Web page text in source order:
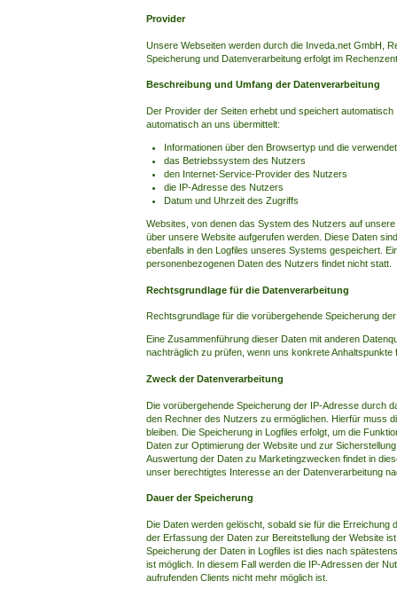
Provider
Unsere Webseiten werden durch die Inveda.net GmbH,
Speicherung und Datenverarbeitung erfolgt im
Beschreibung und Umfang der Datenverarbeitung
Der Provider der Seiten erhebt und speichert
automatisch an uns übermittelt:
Informationen über den Browsertyp und die
das Betriebssystem des Nutzers
den Internet-Service-Provider des Nutzers
die IP-Adresse des Nutzers
Datum und Uhrzeit des Zugriffs
Websites, von denen das System des Nutzers auf
über unsere Website aufgerufen werden. Diese Daten
ebenfalls in den Logfiles unseres Systems gespeichert.
personenbezogenen Daten des Nutzers findet nicht statt.
Rechtsgrundlage für die Datenverarbeitung
Rechtsgrundlage für die vorübergehende Speicherung
Eine Zusammenführung dieser Daten mit anderen
nachträglich zu prüfen, wenn uns konkrete
Zweck der Datenverarbeitung
Die vorübergehende Speicherung der IP-Adresse durch
den Rechner des Nutzers zu ermöglichen. Hierfür muss
bleiben. Die Speicherung in Logfiles erfolgt, um die
Daten zur Optimierung der Website und zur
Auswertung der Daten zu Marketingzwecken findet in
unser berechtigtes Interesse an der Datenverarbeitung
Dauer der Speicherung
Die Daten werden gelöscht, sobald sie für die
der Erfassung der Daten zur Bereitstellung der Website
Speicherung der Daten in Logfiles ist dies nach
ist möglich. In diesem Fall werden die IP-Adressen der
aufrufenden Clients nicht mehr möglich ist.